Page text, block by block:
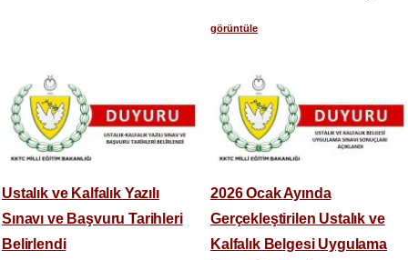
görüntüle
Ustalık ve Kalfalık Yazılı
Sınavı ve Başvuru Tarihleri
Belirlendi
2026 Ocak Ayında
Gerçekleştirilen Ustalık ve
Kalfalık Belgesi Uygulama